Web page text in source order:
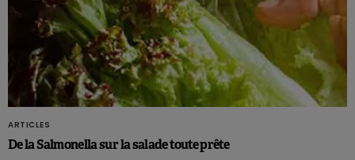
ARTICLES
De la Salmonella sur la salade toute prête